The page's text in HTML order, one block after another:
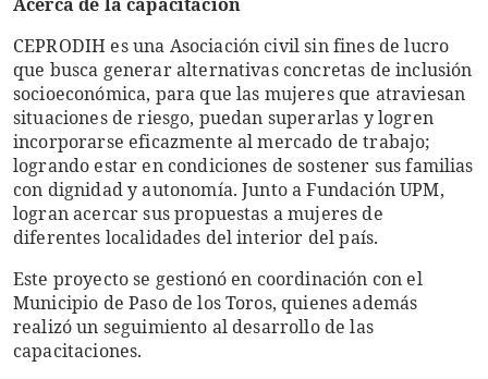
CEPRODIH es una Asociación civil sin fines de lucro
que busca generar alternativas concretas de inclusión
socioeconómica, para que las mujeres que atraviesan
situaciones de riesgo, puedan superarlas y logren
incorporarse eficazmente al mercado de trabajo;
logrando estar en condiciones de sostener sus familias
con dignidad y autonomía. Junto a Fundación UPM,
logran acercar sus propuestas a mujeres de
diferentes localidades del interior del país.
Este proyecto se gestionó en coordinación con el
Municipio de Paso de los Toros, quienes además
realizó un seguimiento al desarrollo de las
capacitaciones.